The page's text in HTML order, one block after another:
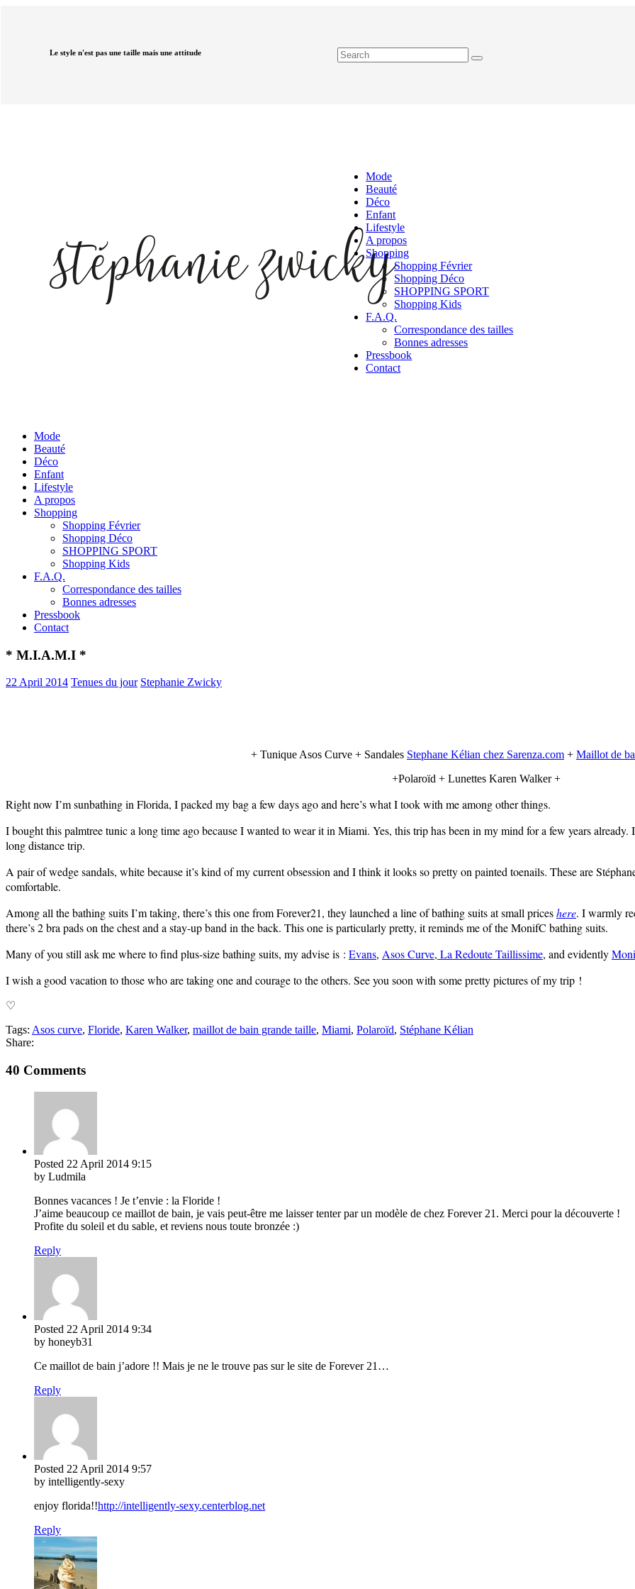
Le style n'est pas une taille mais une attitude
Mode
Beauté
Déco
Enfant
Lifestyle
A propos
Shopping
Shopping Février
Shopping Déco
SHOPPING SPORT
Shopping Kids
F.A.Q.
Correspondance des tailles
Bonnes adresses
Pressbook
Contact
Mode
Beauté
Déco
Enfant
Lifestyle
A propos
Shopping
Shopping Février
Shopping Déco
SHOPPING SPORT
Shopping Kids
F.A.Q.
Correspondance des tailles
Bonnes adresses
Pressbook
Contact
* M.I.A.M.I *
22 April 2014 Tenues du jour Stephanie Zwicky
+ Tunique Asos Curve + Sandales Stephane Kélian chez Sarenza.com + Maillot de
+Polaroïd + Lunettes Karen Walker +
Right now I’m sunbathing in Florida, I packed my bag a few days ago and here’s what I took with me among other things.
I bought this palmtree tunic a long time ago because I wanted to wear it in Miami. Yes, this trip has been in my mind for a few years
long distance trip.
A pair of wedge sandals, white because it’s kind of my current obsession and I think it looks so pretty on painted toenails. These are
comfortable.
Among all the bathing suits I’m taking, there’s this one from Forever21, they launched a line of bathing suits at small priceshere. I warmly
there’s 2 bra pads on the chest and a stay-up band in the back. This one is particularly pretty, it reminds me of the MonifC bathing suits.
Many of you still ask me where to find plus-size bathing suits, my advise is : Evans, Asos Curve, La Redoute Taillissime, and evidently
I wish a good vacation to those who are taking one and courage to the others. See you soon with some pretty pictures of my trip !
♡
Tags: Asos curve, Floride, Karen Walker, maillot de bain grande taille, Miami, Polaroïd, Stéphane Kélian
Share:
40 Comments
Posted 22 April 2014 9:15
by Ludmila
Bonnes vacances ! Je t’envie : la Floride !
J’aime beaucoup ce maillot de bain, je vais peut-être me laisser tenter par un modèle de chez Forever 21. Merci pour la découverte !
Profite du soleil et du sable, et reviens nous toute bronzée :)
Reply
Posted 22 April 2014 9:34
by honeyb31
Ce maillot de bain j’adore !! Mais je ne le trouve pas sur le site de Forever 21…
Reply
Posted 22 April 2014 9:57
by intelligently-sexy
enjoy florida!!http://intelligently-sexy.centerblog.net
Reply